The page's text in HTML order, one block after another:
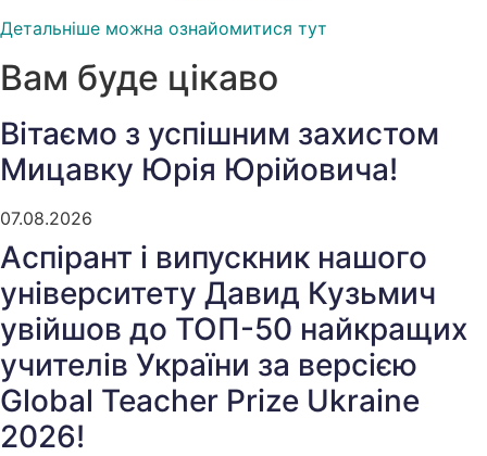
Детальніше можна ознайомитися тут
Вам буде цікаво
Вітаємо з успішним захистом
Мицавку Юрія Юрійовича!
07.08.2026
Аспірант і випускник нашого
університету Давид Кузьмич
увійшов до ТОП-50 найкращих
учителів України за версією
Global Teacher Prize Ukraine
2026!